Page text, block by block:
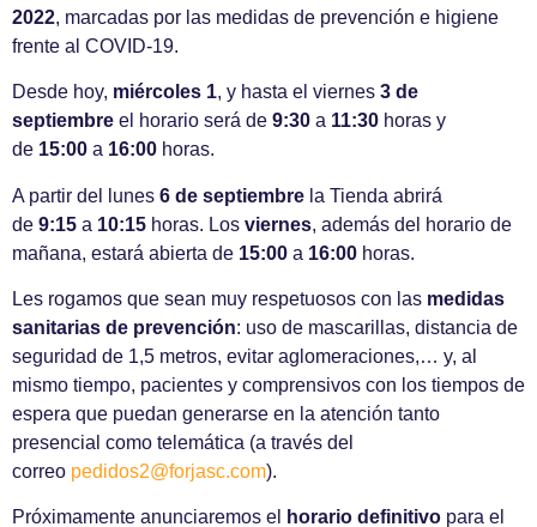
2022, marcadas por las medidas de prevención e higiene
frente al COVID-19.
Desde hoy, miércoles 1, y hasta el viernes 3 de
septiembre el horario será de 9:30 a 11:30 horas y
de 15:00 a 16:00 horas.
A partir del lunes 6 de septiembre la Tienda abrirá
de 9:15 a 10:15 horas. Los viernes, además del horario de
mañana, estará abierta de 15:00 a 16:00 horas.
Les rogamos que sean muy respetuosos con las medidas
sanitarias de prevención: uso de mascarillas, distancia de
seguridad de 1,5 metros, evitar aglomeraciones,… y, al
mismo tiempo, pacientes y comprensivos con los tiempos de
espera que puedan generarse en la atención tanto
presencial como telemática (a través del
correo pedidos2@forjasc.com).
Próximamente anunciaremos el horario definitivo para el